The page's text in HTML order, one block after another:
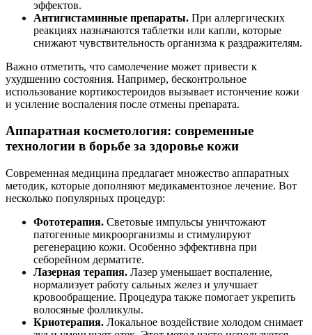
эффектов.
Антигистаминные препараты. При аллергических
реакциях назначаются таблетки или капли, которые
снижают чувствительность организма к раздражителям.
Важно отметить, что самолечение может привести к
ухудшению состояния. Например, бесконтрольное
использование кортикостероидов вызывает истончение кожи
и усиление воспаления после отмены препарата.
Аппаратная косметология: современные
технологии в борьбе за здоровье кожи
Современная медицина предлагает множество аппаратных
методик, которые дополняют медикаментозное лечение. Вот
несколько популярных процедур:
Фототерапия. Световые импульсы уничтожают
патогенные микроорганизмы и стимулируют
регенерацию кожи. Особенно эффективна при
себорейном дерматите.
Лазерная терапия. Лазер уменьшает воспаление,
нормализует работу сальных желез и улучшает
кровообращение. Процедура также помогает укрепить
волосяные фолликулы.
Криотерапия. Локальное воздействие холодом снимает